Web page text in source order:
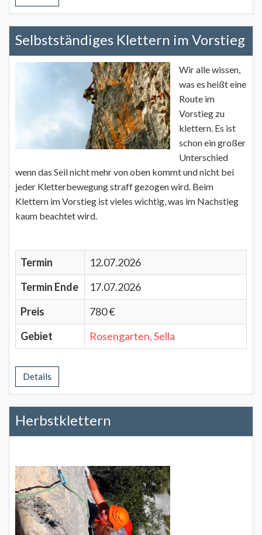
Selbstständiges Klettern im Vorstieg
Wir alle wissen,
was es heißt eine
Route im
Vorstieg zu
klettern. Es ist
schon ein großer
Unterschied
wenn das Seil nicht mehr von oben kommt und nicht bei
jeder Kletterbewegung straff gezogen wird. Beim
Klettern im Vorstieg ist vieles wichtig, was im Nachstieg
kaum beachtet wird.
Termin
12.07.2026
Termin Ende
17.07.2026
Preis
780 €
Gebiet
Rosengarten, Sella
Details
Herbstklettern